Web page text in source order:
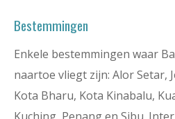
Bestemmingen
Enkele bestemmingen waar
naartoe vliegt zijn: Alor Setar,
Kota Bharu, Kota Kinabalu,